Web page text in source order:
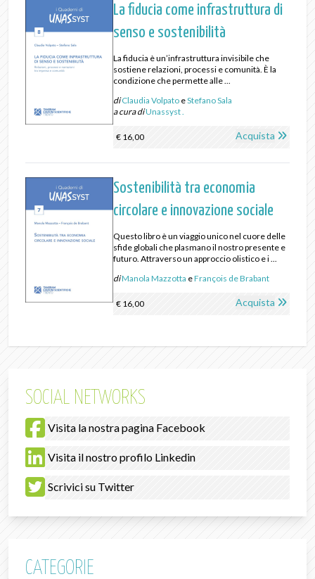
La fiducia come infrastruttura di
senso e sostenibilità
La fiducia è un’infrastruttura invisibile che
sostiene relazioni, processi e comunità. È la
condizione che permette alle ...
diClaudia Volpato eStefano Sala
a cura diUnassyst .
€ 16,00 Acquista
Sostenibilità tra economia
circolare e innovazione sociale
Questo libro è un viaggio unico nel cuore delle
sfide globali che plasmano il nostro presente e
futuro. Attraverso un approccio olistico e i ...
diManola Mazzotta eFrançois de Brabant
€ 16,00 Acquista
SOCIAL NETWORKS
Visita la nostra pagina Facebook
Visita il nostro profilo Linkedin
Scrivici su Twitter
CATEGORIE